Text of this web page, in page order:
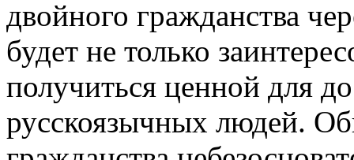
двойного гражданства
будет не только
получиться ценной для
русскоязычных людей.